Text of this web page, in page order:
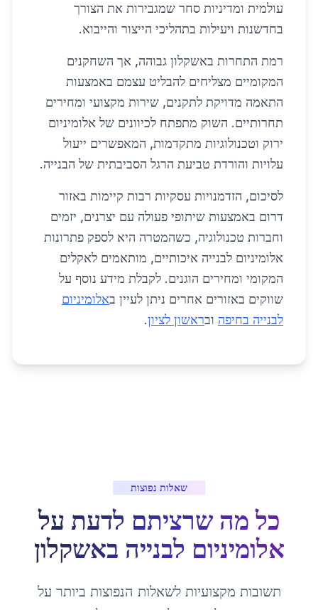
עולמית ומדיניות סחר שמגבירות את הצורך
בחדשנות ויעילות בתהליכי הייצור והייבוא.
רמת התחרות באשקלון גבוהה, אך השחקנים
המקומיים מצליחים להבליט עצמם באמצעות
התאמה מדויקת לתקנים, שירות מקצועי ומחירים
תחרותיים. השוק מתפתח לכיוונים של אלומיניום
ירוק וטכנולוגיות מתקדמות, המאפשרים ייעול
עלויות והורדת טביעת הרגל הסביבתית של הבנייה.
לסיכום, הזדמנויות עסקיות רבות קיימות באזור
דרום באמצעות שיתופי פעולה עם יצרנים, יזמים
וחברות טכנולוגיה, כשהמטרה היא לספק פתרונות
אלומיניום לבנייה איכותיים, מותאמים לאקלים
המקומי ומחירים הוגנים. לקבלת מידע נוסף על
שווקים באזורים אחרים ניתן לעיין באלומיניום
לבנייה בחיפה ובראשון לציון.
שאלות נפוצות
כל מה שרציתם לדעת על
אלומיניום לבנייה באשקלון
תשובות מקצועיות לשאלות הנפוצות ביותר על